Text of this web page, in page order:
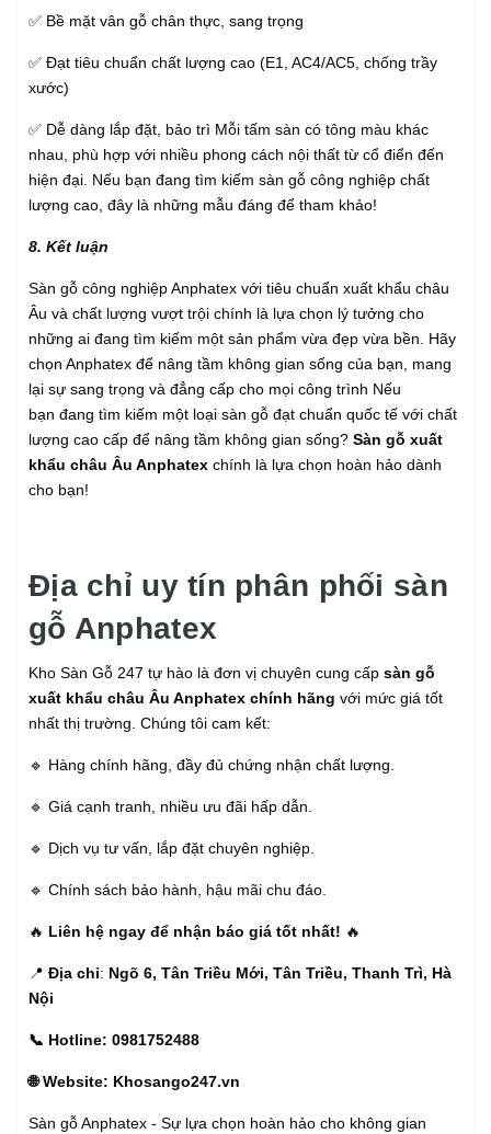
✅ Bề mặt vân gỗ chân thực, sang trọng
✅ Đạt tiêu chuẩn chất lượng cao (E1, AC4/AC5, chống trầy
xước)
✅ Dễ dàng lắp đặt, bảo trì Mỗi tấm sàn có tông màu khác
nhau, phù hợp với nhiều phong cách nội thất từ cổ điển đến
hiện đại. Nếu bạn đang tìm kiếm sàn gỗ công nghiệp chất
lượng cao, đây là những mẫu đáng để tham khảo!
8. Kết luận
Sàn gỗ công nghiệp Anphatex với tiêu chuẩn xuất khẩu châu
Âu và chất lượng vượt trội chính là lựa chọn lý tưởng cho
những ai đang tìm kiếm một sản phẩm vừa đẹp vừa bền. Hãy
chọn Anphatex để nâng tầm không gian sống của bạn, mang
lại sự sang trọng và đẳng cấp cho mọi công trình Nếu
bạn đang tìm kiếm một loại sàn gỗ đạt chuẩn quốc tế với chất
lượng cao cấp để nâng tầm không gian sống? Sàn gỗ xuất
khẩu châu Âu Anphatex chính là lựa chọn hoàn hảo dành
cho bạn!
Địa chỉ uy tín phân phối sàn
gỗ Anphatex
Kho Sàn Gỗ 247 tự hào là đơn vị chuyên cung cấp sàn gỗ
xuất khẩu châu Âu Anphatex chính hãng với mức giá tốt
nhất thị trường. Chúng tôi cam kết:
🔹 Hàng chính hãng, đầy đủ chứng nhận chất lượng.
🔹 Giá cạnh tranh, nhiều ưu đãi hấp dẫn.
🔹 Dịch vụ tư vấn, lắp đặt chuyên nghiệp.
🔹 Chính sách bảo hành, hậu mãi chu đáo.
🔥 Liên hệ ngay để nhận báo giá tốt nhất! 🔥
📍 Địa chỉ: Ngõ 6, Tân Triều Mới, Tân Triều, Thanh Trì, Hà
Nội
📞 Hotline: 0981752488
🌐 Website: Khosango247.vn
Sàn gỗ Anphatex - Sự lựa chọn hoàn hảo cho không gian